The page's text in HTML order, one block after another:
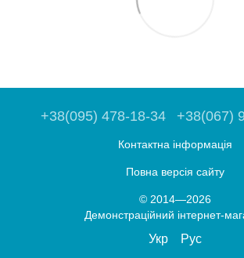
+38(095) 478-18-34 +38(067)
Контактна інформація
Повна версія сайту
© 2014—2026
Демонстраційний інтернет-
Укр Рус